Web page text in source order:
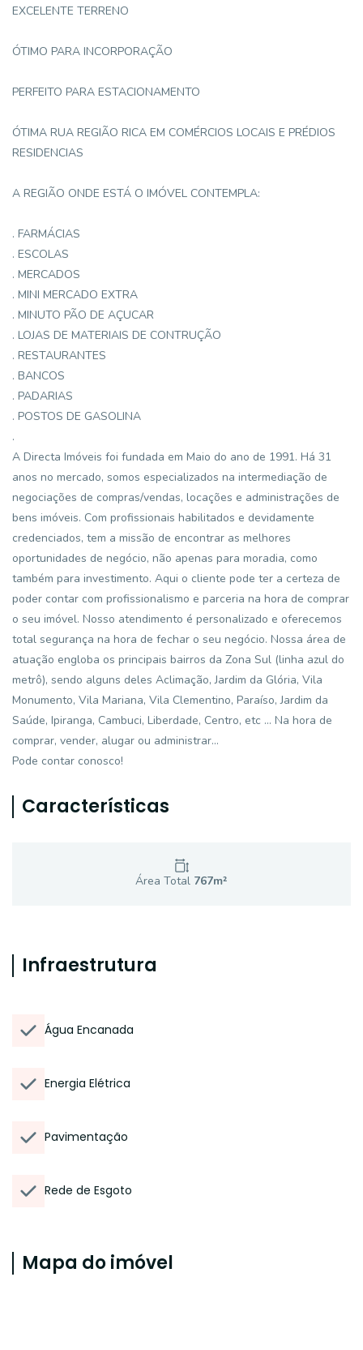
EXCELENTE TERRENO
ÓTIMO PARA INCORPORAÇÃO
PERFEITO PARA ESTACIONAMENTO
ÓTIMA RUA REGIÃO RICA EM COMÉRCIOS LOCAIS E PRÉDIOS
RESIDENCIAS
A REGIÃO ONDE ESTÁ O IMÓVEL CONTEMPLA:
. FARMÁCIAS
. ESCOLAS
. MERCADOS
. MINI MERCADO EXTRA
. MINUTO PÃO DE AÇUCAR
. LOJAS DE MATERIAIS DE CONTRUÇÃO
. RESTAURANTES
. BANCOS
. PADARIAS
. POSTOS DE GASOLINA
.
A Directa Imóveis foi fundada em Maio do ano de 1991. Há 31
anos no mercado, somos especializados na intermediação de
negociações de compras/vendas, locações e administrações de
bens imóveis. Com profissionais habilitados e devidamente
credenciados, tem a missão de encontrar as melhores
oportunidades de negócio, não apenas para moradia, como
também para investimento. Aqui o cliente pode ter a certeza de
poder contar com profissionalismo e parceria na hora de comprar
o seu imóvel. Nosso atendimento é personalizado e oferecemos
total segurança na hora de fechar o seu negócio. Nossa área de
atuação engloba os principais bairros da Zona Sul (linha azul do
metrô), sendo alguns deles Aclimação, Jardim da Glória, Vila
Monumento, Vila Mariana, Vila Clementino, Paraíso, Jardim da
Saúde, Ipiranga, Cambuci, Liberdade, Centro, etc ... Na hora de
comprar, vender, alugar ou administrar...
Pode contar conosco!
Características
Área Total 767m²
Infraestrutura
Água Encanada
Energia Elétrica
Pavimentação
Rede de Esgoto
Mapa do imóvel